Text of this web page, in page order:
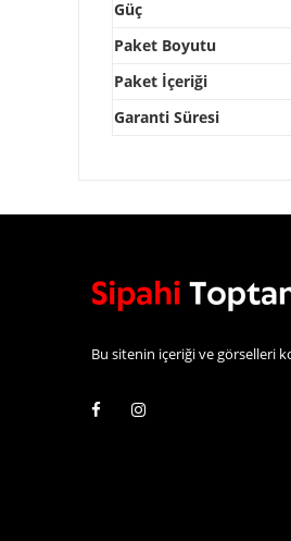
Güç
Paket Boyutu
Paket İçeriği
Garanti Süresi
Bu sitenin içeriği ve görselleri